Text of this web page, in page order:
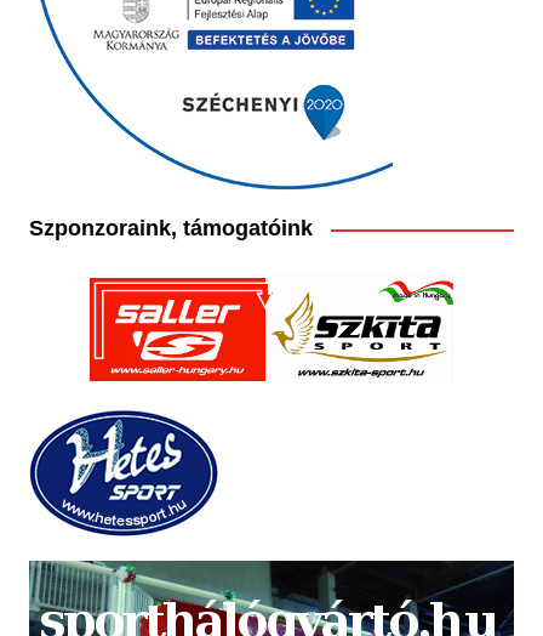
Szponzoraink, támogatóink